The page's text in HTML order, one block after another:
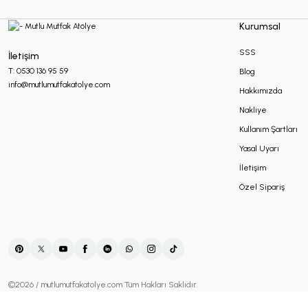
İletişim
T: 0530 136 95 59
info@mutlumutfakatolye.com
Kurumsal
SSS
Blog
Hakkımızda
Nakliye
Kullanım Şartları
Yasal Uyarı
İletişim
Özel Sipariş
©2026 / mutlumutfakatolye.com Tüm Hakları Saklıdır.
Mum Hediyelikler